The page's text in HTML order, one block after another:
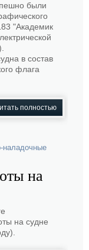
были
"Академик
в состав
флага
полностью
наладочные
на
на судне